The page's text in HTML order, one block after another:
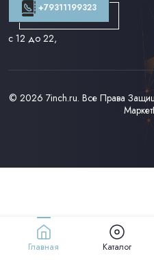
Контакты
+79311199323
с 12 до 22,
© 2026 7inch.ru. Все Права
Главная Каталог